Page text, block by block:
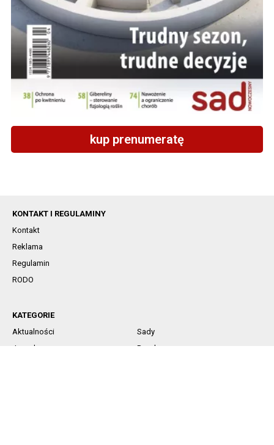
kup prenumeratę
KONTAKT I REGULAMINY
Kontakt
Reklama
Regulamin
RODO
KATEGORIE
Aktualności
Sady
Jagodowe
Rynek